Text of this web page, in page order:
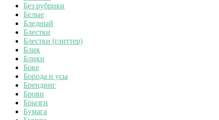
Без рубрики
Белые
Бледный
Блестки
Блестки (глиттер)
Блик
Блики
Боке
Борода и усы
Брендинг
Брови
Брызги
Бумага